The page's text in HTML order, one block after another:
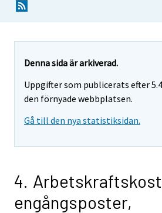
Denna sida är arkiverad.
Uppgifter som publicerats efter
den förnyade webbplatsen.
Gå till den nya statistiksidan.
4.
engångsposter,